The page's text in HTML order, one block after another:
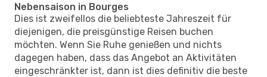
Nebensaison in Bourges
Dies ist zweifellos die beliebteste Jahreszeit für
diejenigen, die preisgünstige Reisen buchen
möchten. Wenn Sie Ruhe genießen und nichts
dagegen haben, dass das Angebot an Aktivitäten
eingeschränkter ist, dann ist dies definitiv die beste